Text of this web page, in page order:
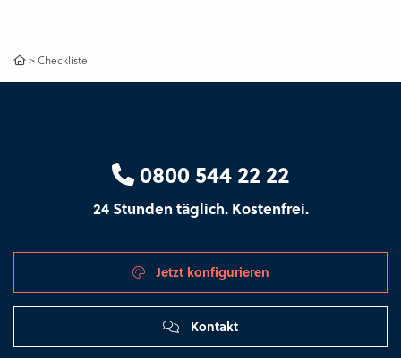
>Checkliste
0800 544 22 22
24 Stunden täglich. Kostenfrei.
Jetzt konfigurieren
Kontakt